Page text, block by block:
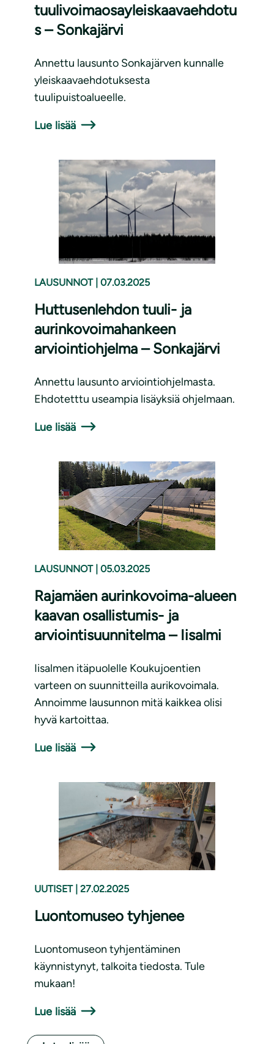
tuulivoimaosayleiskaavaehdotu
s – Sonkajärvi
Annettu lausunto Sonkajärven kunnalle
yleiskaavaehdotuksesta
tuulipuistoalueelle.
Lue lisää
LAUSUNNOT 07.03.2025
Huttusenlehdon tuuli- ja
aurinkovoimahankeen
arviointiohjelma – Sonkajärvi
Annettu lausunto arviointiohjelmasta.
Ehdotetttu useampia lisäyksiä ohjelmaan.
Lue lisää
LAUSUNNOT 05.03.2025
Rajamäen aurinkovoima-alueen
kaavan osallistumis- ja
arviointisuunnitelma – Iisalmi
Iisalmen itäpuolelle Koukujoentien
varteen on suunnitteilla aurikovoimala.
Annoimme lausunnon mitä kaikkea olisi
hyvä kartoittaa.
Lue lisää
UUTISET 27.02.2025
Luontomuseo tyhjenee
Luontomuseon tyhjentäminen
käynnistynyt, talkoita tiedosta. Tule
mukaan!
Lue lisää